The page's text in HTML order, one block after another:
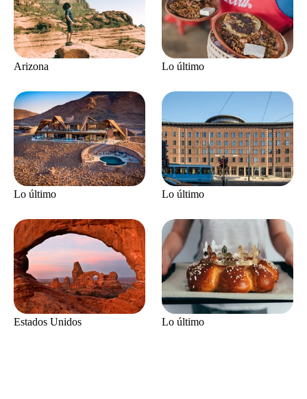
Arizona Lo último
Lo último Lo último
Estados Unidos Lo último